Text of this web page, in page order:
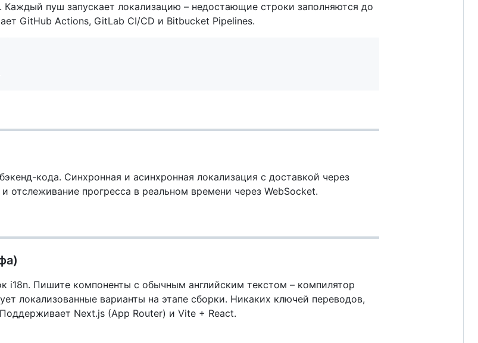
пуш запускает локализацию – недостающие строки заполняются до
GitHub Actions, GitLab CI/CD и Bitbucket Pipelines.
кода. Синхронная и асинхронная локализация с доставкой через
отслеживание прогресса в реальном времени через WebSocket.
i18n. Пишите компоненты с обычным английским текстом – компилятор
локализованные варианты на этапе сборки. Никаких ключей переводов,
Next.js (App Router) и Vite + React.